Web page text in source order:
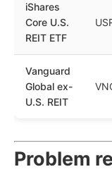
iShares
Core U.S.
REIT ETF
Vanguard
Global ex-
U.S. REIT
Problem